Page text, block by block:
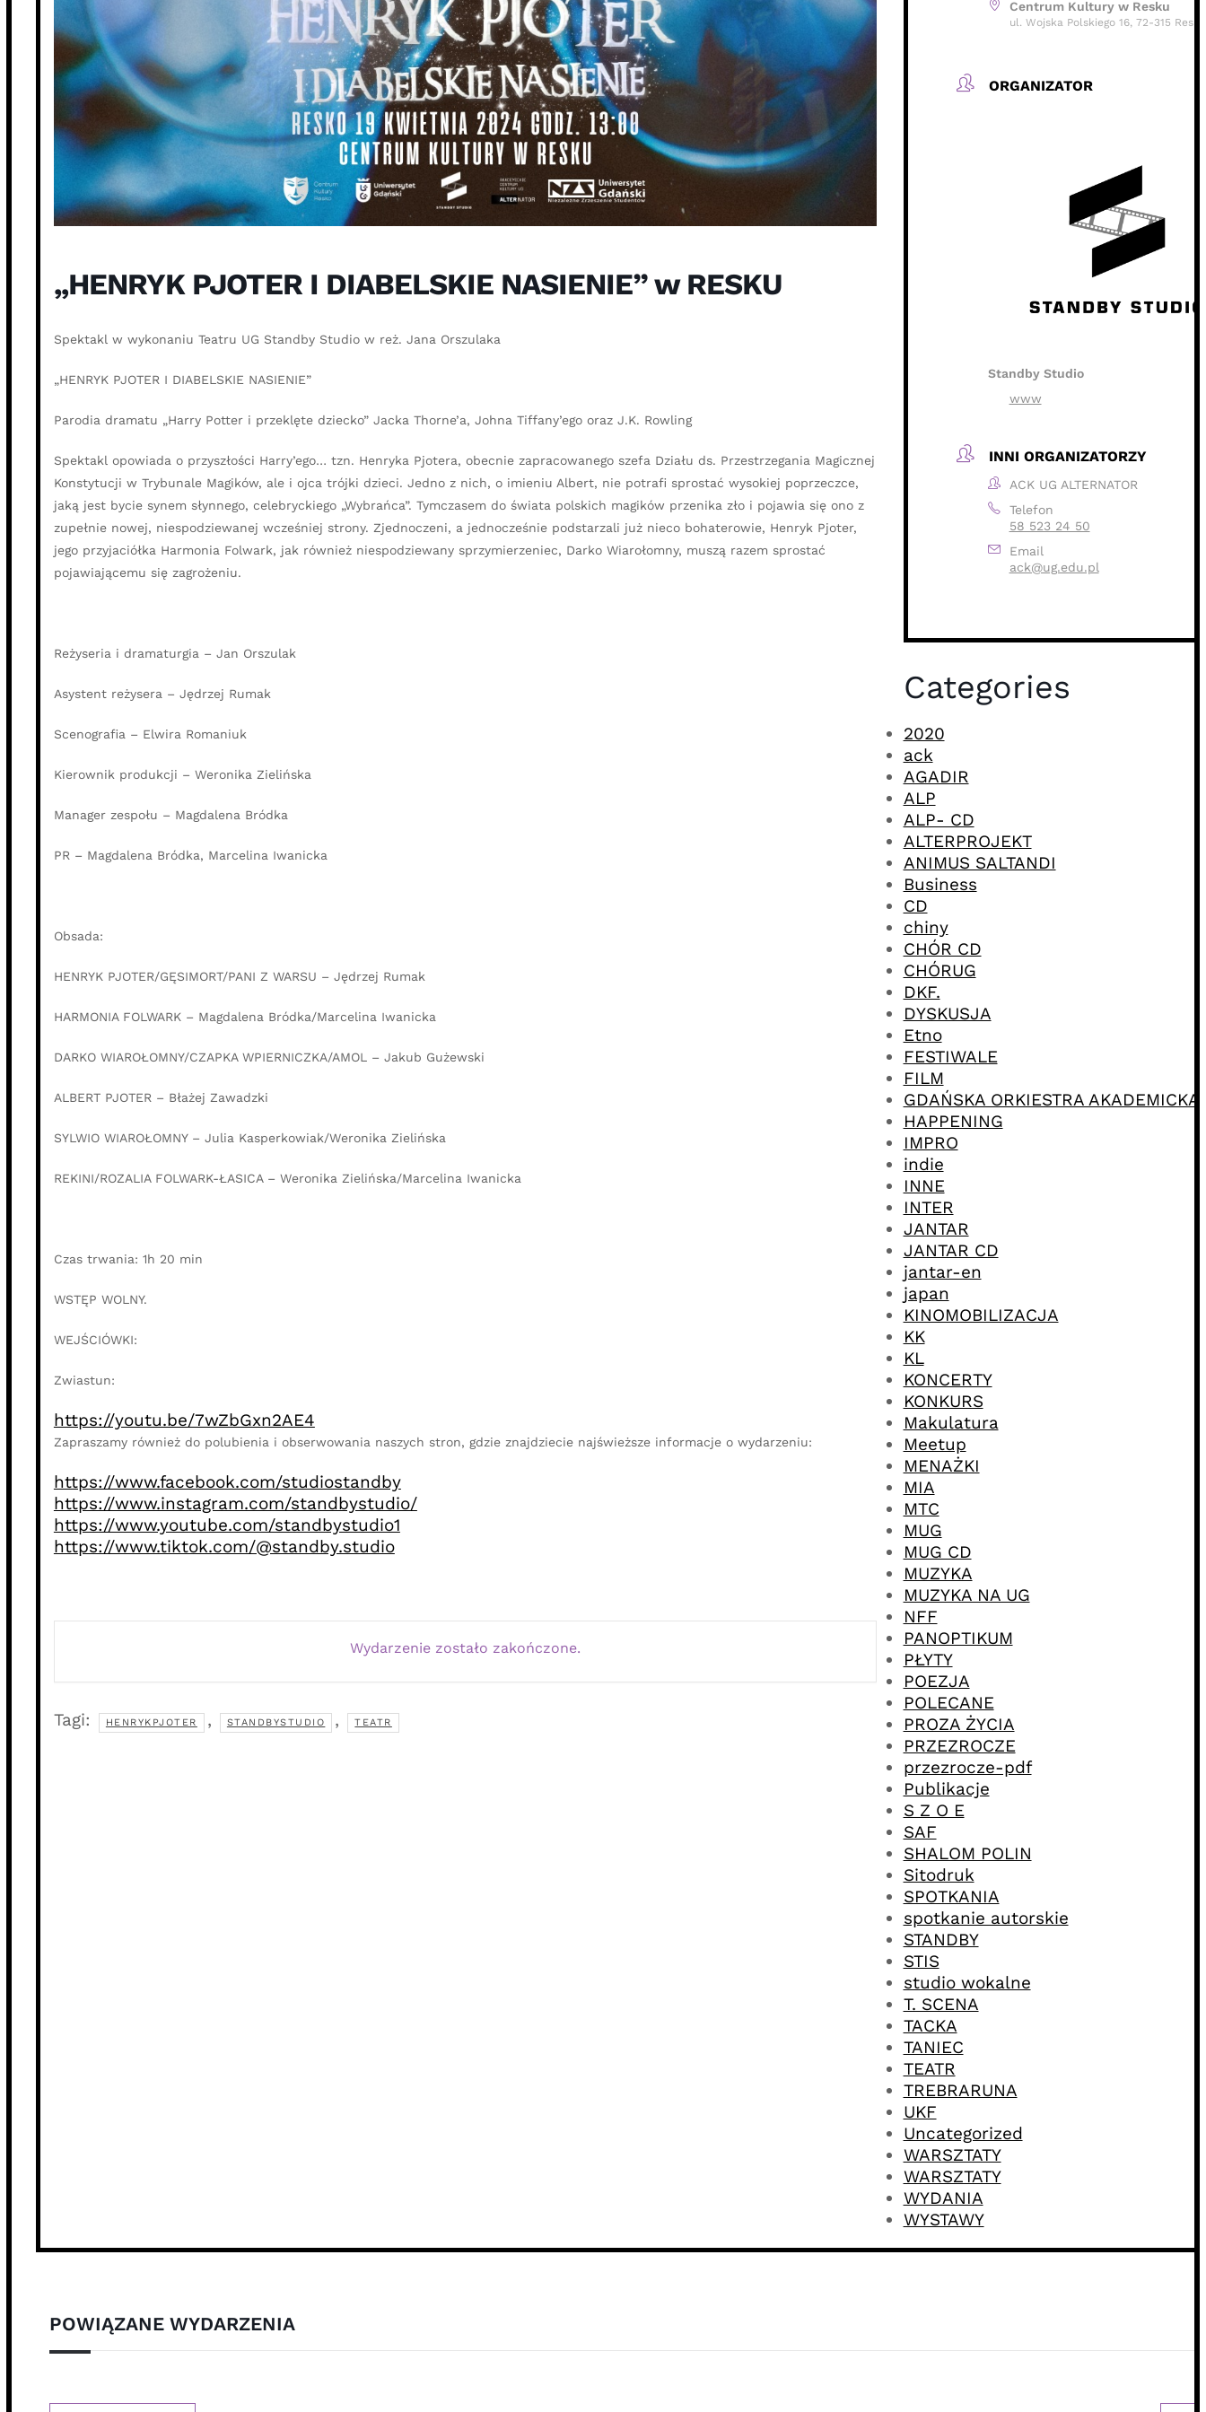
„HENRYK PJOTER I DIABELSKIE NASIENIE” w RESKU
Spektakl w wykonaniu Teatru UG Standby Studio w reż. Jana Orszulaka
„HENRYK PJOTER I DIABELSKIE NASIENIE”
Parodia dramatu „Harry Potter i przeklęte dziecko” Jacka Thorne’a, Johna Tiffany’ego oraz J.K. Rowling
Spektakl opowiada o przyszłości Harry’ego… tzn. Henryka Pjotera, obecnie zapracowanego szefa Działu ds. Przestrzegania Magicznej
Konstytucji w Trybunale Magików, ale i ojca trójki dzieci. Jedno z nich, o imieniu Albert, nie potrafi sprostać wysokiej poprzeczce,
jaką jest bycie synem słynnego, celebryckiego „Wybrańca”. Tymczasem do świata polskich magików przenika zło i pojawia się ono z
zupełnie nowej, niespodziewanej wcześniej strony. Zjednoczeni, a jednocześnie podstarzali już nieco bohaterowie, Henryk Pjoter,
jego przyjaciółka Harmonia Folwark, jak również niespodziewany sprzymierzeniec, Darko Wiarołomny, muszą razem sprostać
pojawiającemu się zagrożeniu.
Reżyseria i dramaturgia – Jan Orszulak
Asystent reżysera – Jędrzej Rumak
Scenografia – Elwira Romaniuk
Kierownik produkcji – Weronika Zielińska
Manager zespołu – Magdalena Bródka
PR – Magdalena Bródka, Marcelina Iwanicka
Obsada:
HENRYK PJOTER/GĘSIMORT/PANI Z WARSU – Jędrzej Rumak
HARMONIA FOLWARK – Magdalena Bródka/Marcelina Iwanicka
DARKO WIAROŁOMNY/CZAPKA WPIERNICZKA/AMOL – Jakub Gużewski
ALBERT PJOTER – Błażej Zawadzki
SYLWIO WIAROŁOMNY – Julia Kasperkowiak/Weronika Zielińska
REKINI/ROZALIA FOLWARK-ŁASICA – Weronika Zielińska/Marcelina Iwanicka
Czas trwania: 1h 20 min
WSTĘP WOLNY.
WEJŚCIÓWKI:
Zwiastun:
https://youtu.be/7wZbGxn2AE4
Zapraszamy również do polubienia i obserwowania naszych stron, gdzie znajdziecie najświeższe informacje o wydarzeniu:
https://www.facebook.com/studiostandby
https://www.instagram.com/standbystudio/
https://www.youtube.com/standbystudio1
https://www.tiktok.com/@standby.studio
Wydarzenie zostało zakończone.
Tagi: HENRYKPJOTER , STANDBYSTUDIO , TEATR
Centrum Kultury w Resku
ul. Wojska Polskiego 16, 72-315 Resko
ORGANIZATOR
Standby Studio
www
INNI ORGANIZATORZY
ACK UG ALTERNATOR
Telefon
58 523 24 50
Email
ack@ug.edu.pl
Categories
2020
ack
AGADIR
ALP
ALP- CD
ALTERPROJEKT
ANIMUS SALTANDI
Business
CD
chiny
CHÓR CD
CHÓRUG
DKF.
DYSKUSJA
Etno
FESTIWALE
FILM
GDAŃSKA ORKIESTRA AKADEMICKA
HAPPENING
IMPRO
indie
INNE
INTER
JANTAR
JANTAR CD
jantar-en
japan
KINOMOBILIZACJA
KK
KL
KONCERTY
KONKURS
Makulatura
Meetup
MENAŻKI
MIA
MTC
MUG
MUG CD
MUZYKA
MUZYKA NA UG
NFF
PANOPTIKUM
PŁYTY
POEZJA
POLECANE
PROZA ŻYCIA
PRZEZROCZE
przezrocze-pdf
Publikacje
S Z O E
SAF
SHALOM POLIN
Sitodruk
SPOTKANIA
spotkanie autorskie
STANDBY
STIS
studio wokalne
T. SCENA
TACKA
TANIEC
TEATR
TREBRARUNA
UKF
Uncategorized
WARSZTATY
WARSZTATY
WYDANIA
WYSTAWY
POWIĄZANE WYDARZENIA